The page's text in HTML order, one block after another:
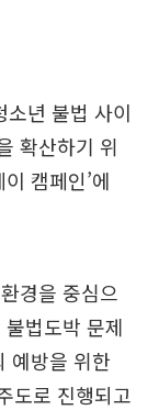
소년 불법 사이
확산하기 위
캠페인’에
경을 중심으
법도박 문제
예방을 위한
도로 진행되고